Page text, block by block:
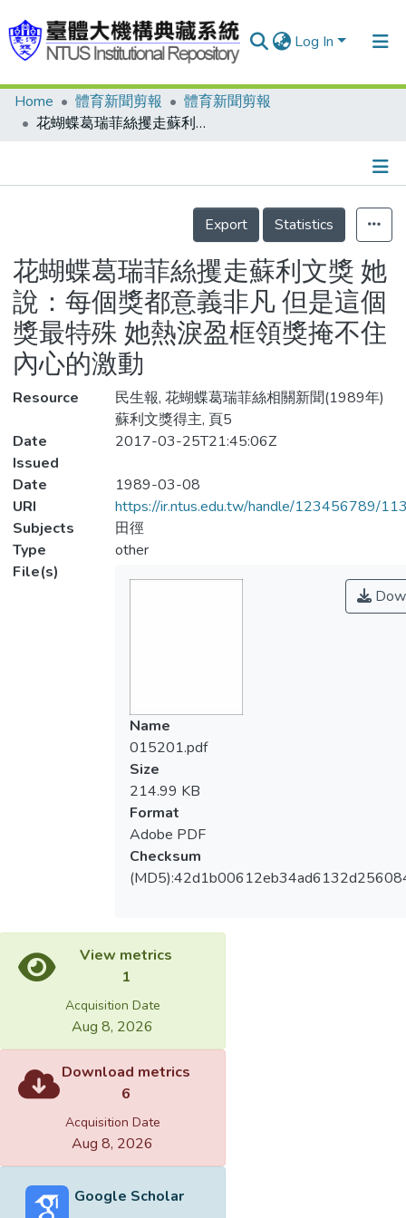
Log In
Communities & Collections
Statistics
Home 體育新聞剪報
體育新聞剪報
花蝴蝶葛瑞菲絲攫走蘇利文獎 她說：每個獎都意義非凡 但是這個獎最特殊 她熱淚盈框領獎掩不住內心的激動
Details
Export
Statistics
花蝴蝶葛瑞菲絲攫走蘇利文獎 她
說：每個獎都意義非凡 但是這個
獎最特殊 她熱淚盈框領獎掩不住
內心的激動
Resource
民生報, 花蝴蝶葛瑞菲絲相關新聞(1989年)
蘇利文獎得主, 頁5
Date
Issued
2017-03-25T21:45:06Z
Date
1989-03-08
URI
https://ir.ntus.edu.tw/handle/123456789/
Subjects
田徑
Type
other
File(s)
Name
015201.pdf
Size
214.99 KB
Format
Adobe PDF
Checksum
View metrics
1
Acquisition Date
Aug 8, 2026
Download metrics
6
Acquisition Date
Aug 8, 2026
Google Scholar